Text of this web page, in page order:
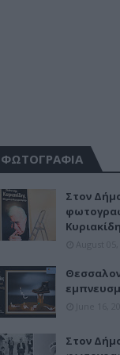
ΦΩΤΟΓΡΑΦΙΑ
Στον
Κυριακίδη
Στον